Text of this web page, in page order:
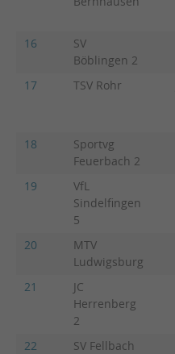
16
SV
Böblingen 2
17 TSV Rohr
18
Sportvg
Feuerbach 2
19
VfL
Sindelfingen
5
20
MTV
Ludwigsburg
21
JC
Herrenberg
2
22
SV Fellbach